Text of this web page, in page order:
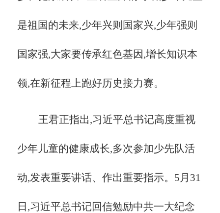
是祖国的未来,少年兴则国家兴,少年强则
国家强,大家要传承红色基因,增长知识本
领,在新征程上跑好历史接力赛。
王君正指出,习近平总书记高度重视
少年儿童的健康成长,多次参加少先队活
动,发表重要讲话、作出重要指示。 5月31
日,习近平总书记回信勉励中共一大纪念